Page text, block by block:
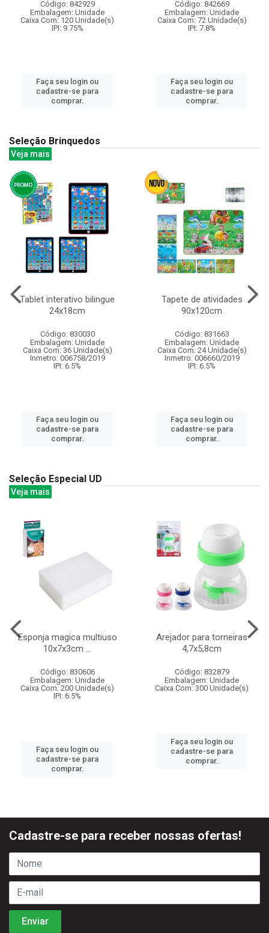
Código: 842929
Embalagem: Unidade
Caixa Com: 120 Unidade(s)
IPI: 9.75%
Faça seu login ou
cadastre-se para
comprar.
Código: 842669
Embalagem: Unidade
Caixa Com: 72 Unidade(s)
IPI: 7.8%
Faça seu login ou
cadastre-se para
comprar.
Seleção Brinquedos
Veja mais
Tablet interativo bilingue
24x18cm
Código: 830030
Embalagem: Unidade
Caixa Com: 36 Unidade(s)
Inmetro: 006758/2019
IPI: 6.5%
Faça seu login ou
cadastre-se para
comprar.
Tapete de atividades
90x120cm
Código: 831663
Embalagem: Unidade
Caixa Com: 24 Unidade(s)
Inmetro: 006660/2019
IPI: 6.5%
Faça seu login ou
cadastre-se para
comprar.
Seleção Especial UD
Veja mais
Esponja magica multiuso
10x7x3cm ...
Código: 830606
Embalagem: Unidade
Caixa Com: 200 Unidade(s)
IPI: 6.5%
Faça seu login ou
cadastre-se para
comprar.
Arejador para torneiras
4,7x5,8cm
Código: 832879
Embalagem: Unidade
Caixa Com: 300 Unidade(s)
Faça seu login ou
cadastre-se para
comprar.
Cadastre-se para receber nossas ofertas!